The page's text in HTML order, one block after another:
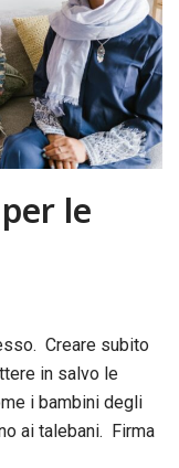
le
Creare subito
in salvo le
i bambini degli
ai talebani. Firma